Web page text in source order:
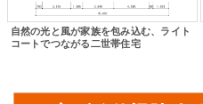
自然の光と風が家族を包み込む、ライト
コートでつながる二世帯住宅